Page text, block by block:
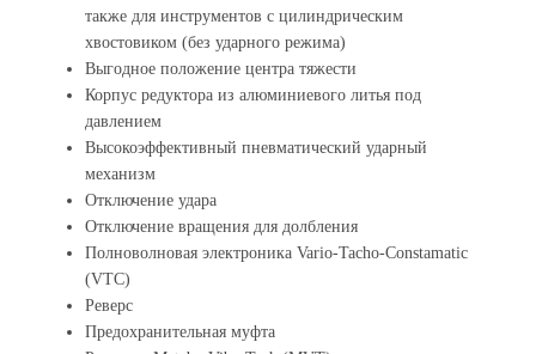
также для инструментов с цилиндрическим
хвостовиком (без ударного режима)
Выгодное положение центра тяжести
Корпус редуктора из алюминиевого литья под
давлением
Высокоэффективный пневматический ударный
механизм
Отключение удара
Отключение вращения для долбления
Полноволновая электроника Vario-Tacho-Constamatic
(VTC)
Реверс
Предохранительная муфта